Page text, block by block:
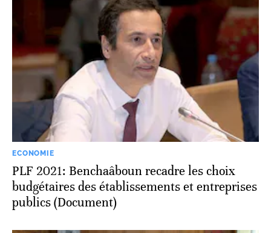
ECONOMIE
PLF 2021: Benchaâboun recadre les choix
budgétaires des établissements et entreprises
publics (Document)